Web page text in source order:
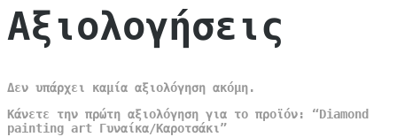
Αξιολογήσεις
Δεν υπάρχει καμία αξιολόγηση ακόμη.
Κάνετε την πρώτη αξιολόγηση για το προϊόν: “Diamond
painting art Γυναίκα/Καροτσάκι”